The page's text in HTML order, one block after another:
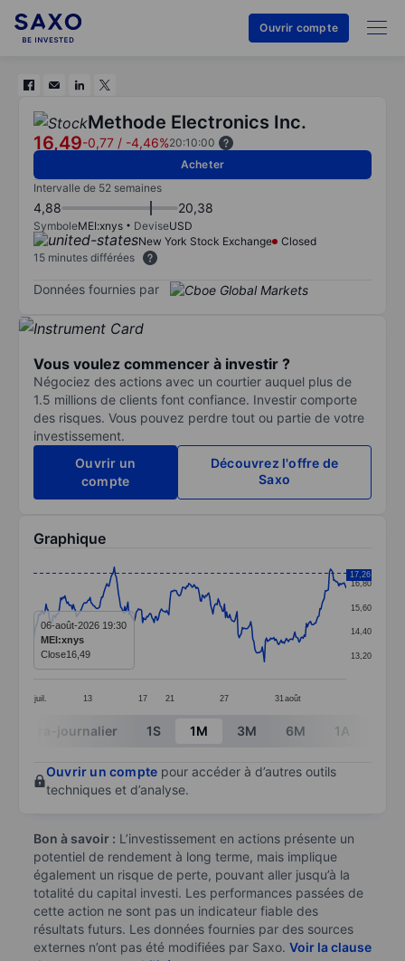
Ouvrir compte
Methode Electronics Inc.
16,49-0,77 / -4,46%20:10:00
Acheter
Intervalle de 52 semaines
4,88 20,38
SymboleMEI:xnys DeviseUSD
New York Stock Exchange
Closed
15 minutes différées
Données fournies par
Vous voulez commencer à investir ?
Négociez des actions avec un courtier auquel plus de
1.5 millions de clients font confiance. Investir comporte
des risques. Vous pouvez perdre tout ou partie de votre
investissement.
Ouvrir un
compte
Découvrez l'offre de
Saxo
Graphique
Line chart with 299 data points.
The chart has 1 X axis displaying categories.
The chart has 1 Y axis displaying values. Data
juil. 13 17 21 27 31 août
13,20
14,40
15,60
16,80
17,26
06-août-2026 19:30
MEI:xnys
Close16,49
End of interactive chart.
Intra-journalier 1S 1M 3M 6M 1A
Ouvrir un compte pour accéder à d’autres outils
techniques et d’analyse.
Bon à savoir : L’investissement en actions présente un
potentiel de rendement à long terme, mais implique
également un risque de perte, pouvant aller jusqu’à la
totalité du capital investi. Les performances passées de
cette action ne sont pas un indicateur fiable des
résultats futurs. Les données fournies par des sources
externes n’ont pas été modifiées par Saxo. Voir la clause